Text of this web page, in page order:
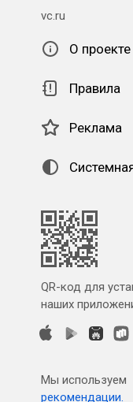
vc.ru
О проекте
Правила
Реклама
QR-код для
наших
Мы используем
рекомендации.